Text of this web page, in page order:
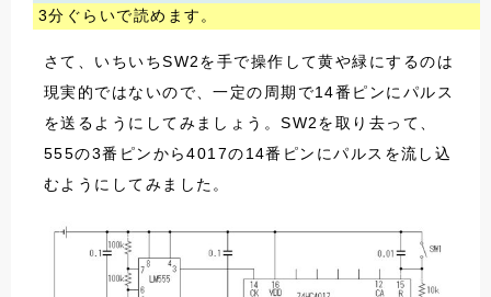
3分ぐらいで読めます。
さて、いちいちSW2を手で操作して黄や緑にするのは
現実的ではないので、一定の周期で14番ピンにパルス
を送るようにしてみましょう。SW2を取り去って、
555の3番ピンから4017の14番ピンにパルスを流し込
むようにしてみました。